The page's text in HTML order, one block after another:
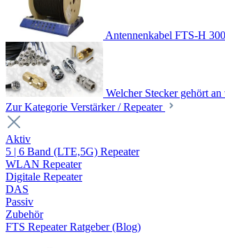
Antennenkabel FTS-H
Welcher Stecker gehört
Zur Kategorie Verstärker / Repeater
Aktiv
5 | 6 Band (LTE,5G) Repeater
WLAN Repeater
Digitale Repeater
DAS
Passiv
Zubehör
FTS Repeater Ratgeber (Blog)